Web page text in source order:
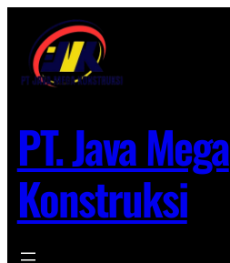
konten
PT. Java Mega
Konstruksi